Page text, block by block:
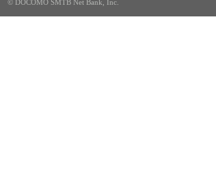
© DOCOMO SMTB Net Bank, Inc.